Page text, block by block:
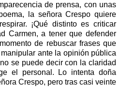
de prensa, con unas
la señora Crespo quiere
¡Qué distinto es criticar
Carmen, a tener que defender
de rebuscar frases que
ante la opinión pública
se puede decir con la claridad
el personal. Lo intenta doña
Crespo, pero tras casi veinte